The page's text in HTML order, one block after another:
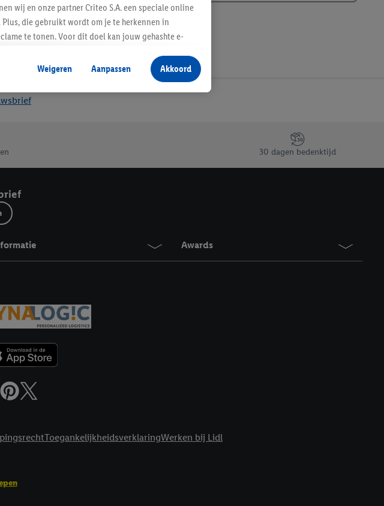
30 dagen bedenktijd
Awards
ToegankelijkheidsverklaringWerken bij Lidl
wij en onze partner Criteo S.A. een speciale online
die gebruikt wordt om je te herkennen in
te tonen. Voor dit doel kan jouw gehashte e-
worden weergegeven voor producten waarin je
winkelmandje van een online winkel te plaatsen
eindapparaten en binnen verschillende
Criteo S.A. beschikt, aan jou kunnen worden
technieken en met welke
noodzakelijke cookies en vergelijkbare
bovengenoemde doeleinden. Meer informatie,
de Lidl website hier.
voor meer informatie
Weigeren Aanpassen Akkoord